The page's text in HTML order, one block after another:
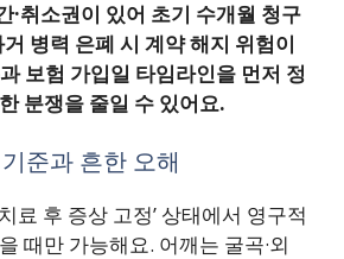
·취소권이 있어 초기 수개월 청구
병력 은폐 시 계약 해지 위험이
보험 가입일 타임라인을 먼저 정
분쟁을 줄일 수 있어요.
준과 흔한 오해
료 후 증상 고정’ 상태에서 영구적
때만 가능해요. 어깨는 굴곡·외